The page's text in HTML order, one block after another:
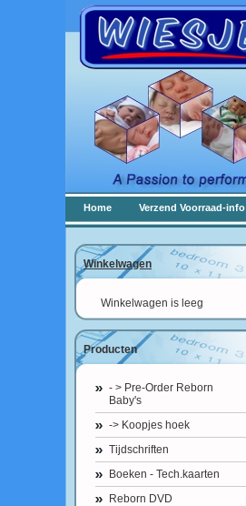
Home Verzend Voorraad-info
Winkelwagen
Winkelwagen is leeg
Producten
- > Pre-Order Reborn
Baby's
-> Koopjes hoek
Tijdschriften
Boeken - Tech.kaarten
Reborn DVD